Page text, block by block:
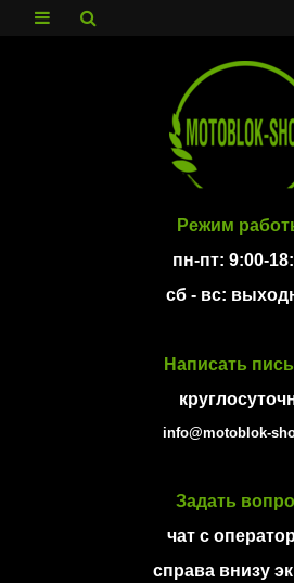
Режим
пн-пт: 9:00-
сб - вс:
Написать
info@motoblok-
Задать
чат с
справа внизу